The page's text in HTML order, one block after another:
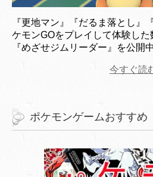
『更地マン』『だるま落とし
ケモンGOをプレイして体験し
『めざせジムリーダー』を公開
今すぐ読
ポケモンゲームおすすめ